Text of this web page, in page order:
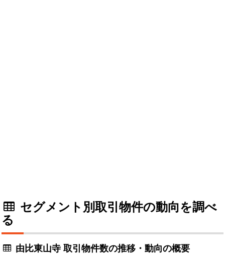
セグメント別取引物件の動向を調べ
る
由比東山寺 取引物件数の推移・動向の概要